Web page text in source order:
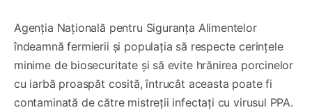
Agenția Națională pentru Siguranța Alimentelor
îndeamnă fermierii și populația să respecte cerințele
minime de biosecuritate și să evite hrănirea porcinelor
cu iarbă proaspăt cosită, întrucât aceasta poate fi
contaminată de către mistreții infectați cu virusul PPA.